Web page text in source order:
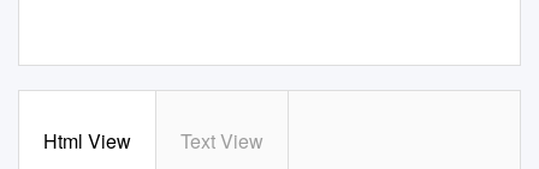
Html View Text View